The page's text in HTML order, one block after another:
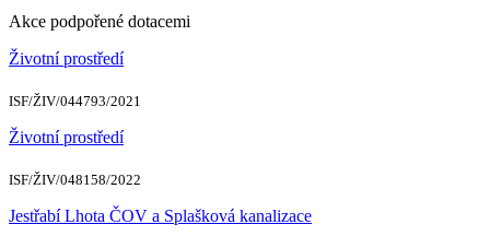
Akce podpořené dotacemi
Životní prostředí
ISF/ŽIV/044793/2021
Životní prostředí
ISF/ŽIV/048158/2022
Jestřabí Lhota ČOV a Splašková kanalizace